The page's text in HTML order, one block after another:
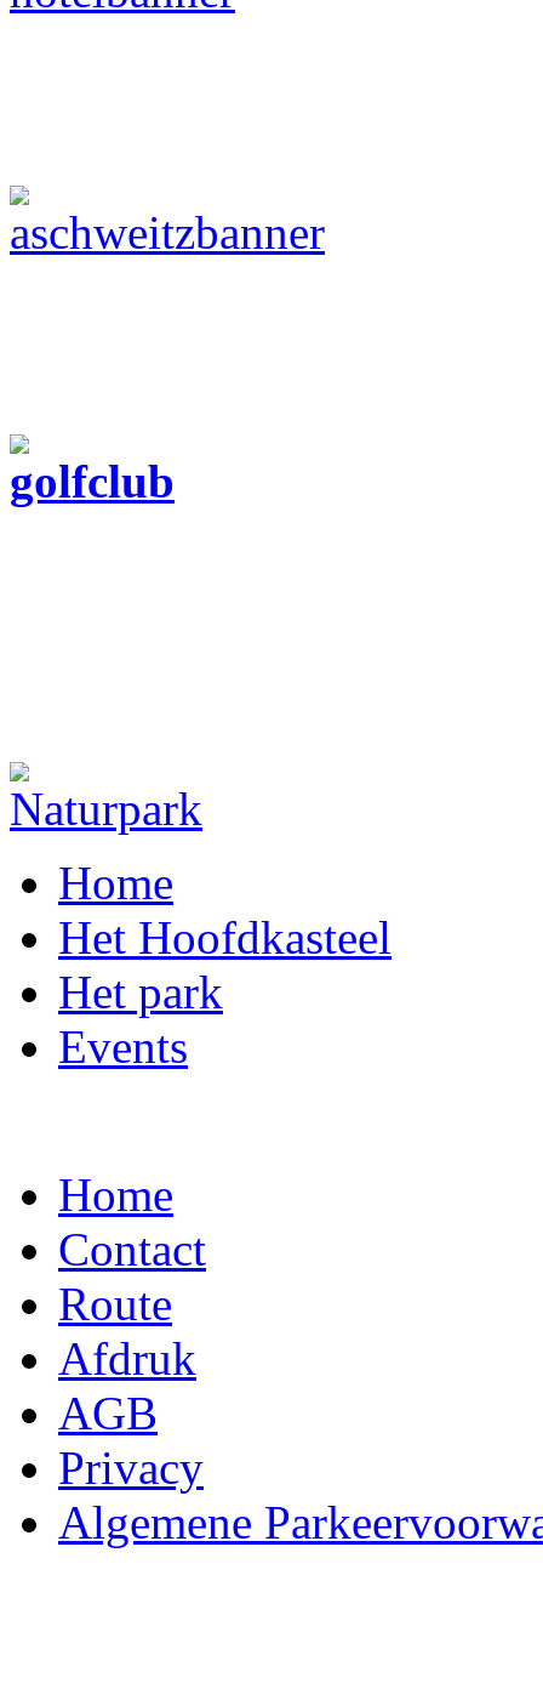
Home
Het Hoofdkasteel
Het park
Events
Home
Contact
Route
Afdruk
AGB
Privacy
Algemene